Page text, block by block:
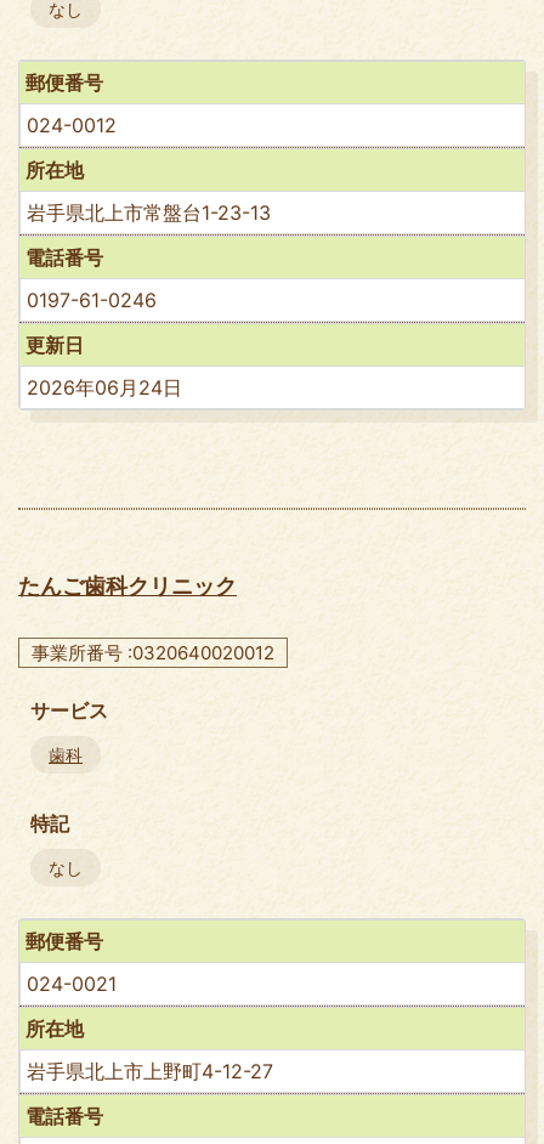
なし
郵便番号
024-0012
所在地
岩手県北上市常盤台1-23-13
電話番号
0197-61-0246
更新日
2026年06月24日
たんご歯科クリニック
事業所番号 :0320640020012
サービス
歯科
特記
なし
郵便番号
024-0021
所在地
岩手県北上市上野町4-12-27
電話番号